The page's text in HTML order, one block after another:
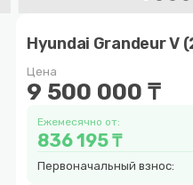
Hyundai Grandeur V
Цена
9 500 000 ₸
Ежемесячно от:
836 195 ₸
Первоначальный взнос: